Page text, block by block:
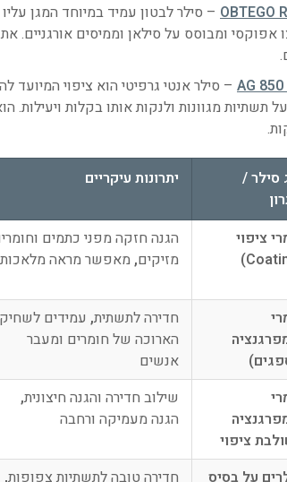
OBTEGO – סילר לבטון עמיד במיוחד המגן
אפוקסי ומבוסס על סילאן וממיסים אורגניים.
– סילר אנטי גרפיטי הוא ציפוי המיועד
תשתיות מגוונות ולנקות אותו בקלות
סילר /
יתרונות עיקריים
ציפוי
הגנה חזקה מפני כתמים
מזיקים, מאפשר מראה
חדירה לתשתית, עמידים
הארוכה של חומרים ומעבר
אנשים
ציפוי
שילוב חדירה והגנה חיצונית,
הגנה מעמיקה ורחבה
על בסיס
חדירה טובה לתשתיות צפופות,